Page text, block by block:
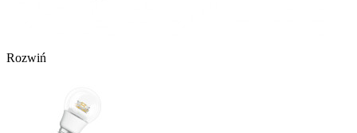
Rozwiń